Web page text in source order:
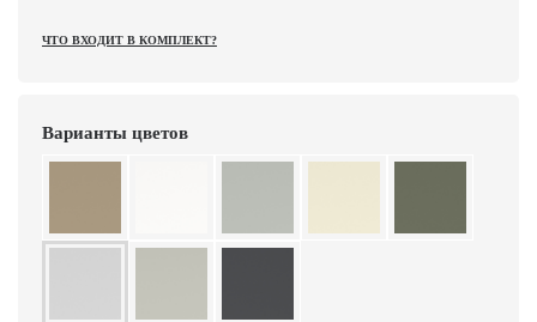
ЧТО ВХОДИТ В КОМПЛЕКТ?
Варианты цветов